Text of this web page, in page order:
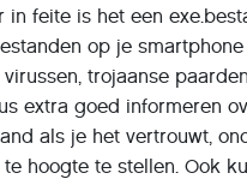
in feite is het een
op je
trojaanse
extra goed informeren
als je het vertrouwt,
hoogte te stellen. Ook